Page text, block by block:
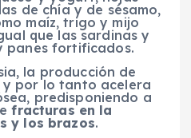
de chía y de sésamo,
maíz, trigo y mijo
que las sardinas y
panes fortificados.
la producción de
y por lo tanto acelera
predisponiendo a
fracturas en la
y los brazos.